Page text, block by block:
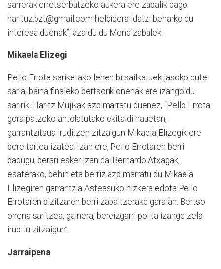
sarrerak erretserbatzeko aukera ere zabalik dago.
harituz.bzt@gmail.com helbidera idatzi beharko du
interesa duenak”, azaldu du Mendizabalek.
Mikaela Elizegi
Pello Errota sariketako lehen bi sailkatuek jasoko dute
saria, baina finaleko bertsorik onenak ere izango du
saririk. Haritz Mujikak azpimarratu duenez, “Pello Errota
goraipatzeko antolatutako ekitaldi hauetan,
garrantzitsua iruditzen zitzaigun Mikaela Elizegik ere
bere tartea izatea. Izan ere, Pello Errotaren berri
badugu, berari esker izan da. Bernardo Atxagak,
esaterako, behin eta berriz azpimarratu du Mikaela
Elizegiren garrantzia Asteasuko hizkera edota Pello
Errotaren bizitzaren berri zabaltzerako garaian. Bertso
onena saritzea, gainera, bereizgarri polita izango zela
iruditu zitzaigun”.
Jarraipena